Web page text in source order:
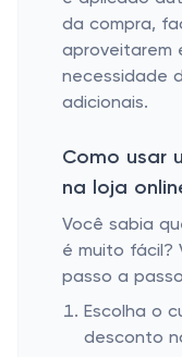
da compra,
aproveitarem
necessidade
adicionais.
Como usar
na loja
Você sabia
é muito fácil?
passo a
Escolha o
desconto